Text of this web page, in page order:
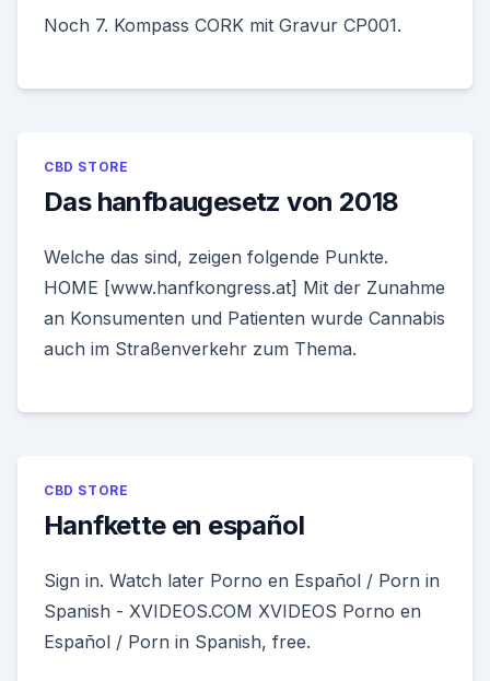
Noch 7. Kompass CORK mit Gravur CP001.
CBD STORE
Das hanfbaugesetz von 2018
Welche das sind, zeigen folgende Punkte.
HOME [www.hanfkongress.at] Mit der Zunahme
an Konsumenten und Patienten wurde Cannabis
auch im Straßenverkehr zum Thema.
CBD STORE
Hanfkette en español
Sign in. Watch later Porno en Español / Porn in
Spanish - XVIDEOS.COM XVIDEOS Porno en
Español / Porn in Spanish, free.